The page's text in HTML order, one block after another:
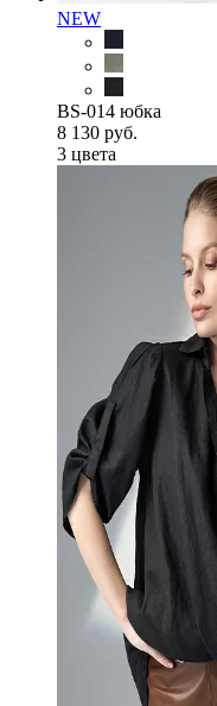
NEW
BS-014 юбка
8 130 руб.
3 цветa